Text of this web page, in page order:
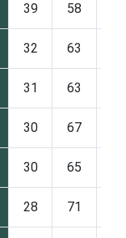
39 58
32 63
31 63
30 67
30 65
28 71